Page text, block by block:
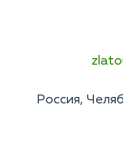
Россия,